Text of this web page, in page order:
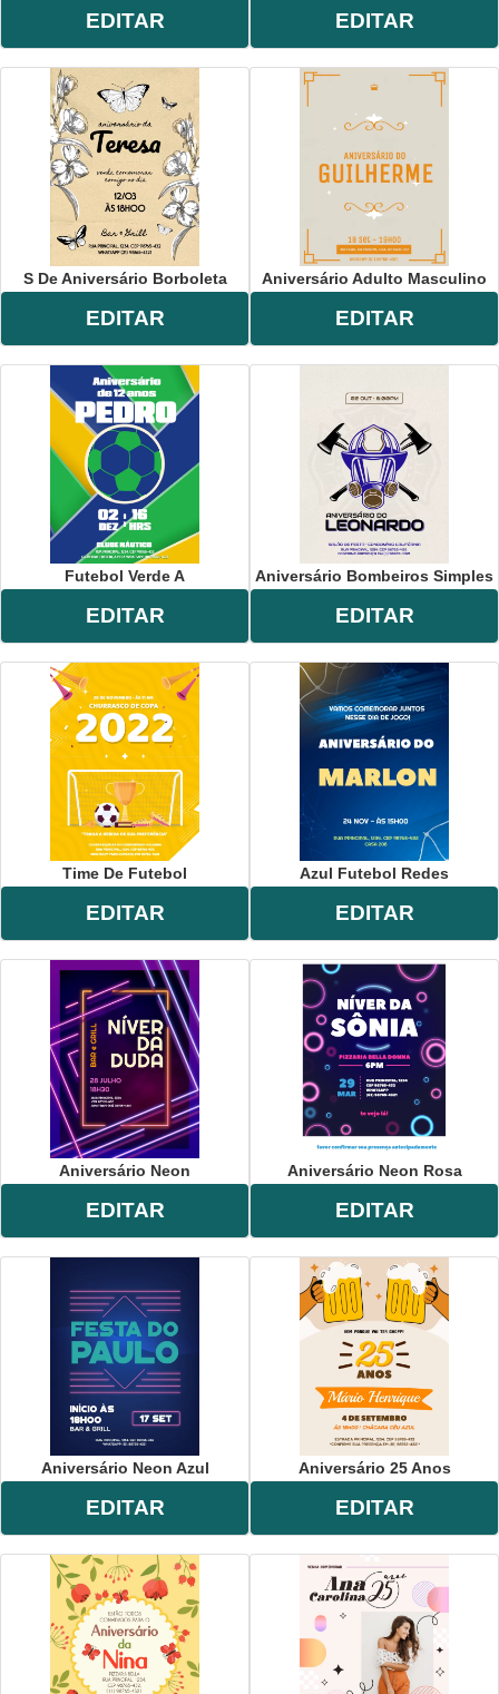
EDITAR EDITAR
S De Aniversário Borboleta
EDITAR
Aniversário Adulto Masculino
EDITAR
Futebol Verde A
EDITAR
Aniversário Bombeiros Simples
EDITAR
Time De Futebol
EDITAR
Azul Futebol Redes
EDITAR
Aniversário Neon
EDITAR
Aniversário Neon Rosa
EDITAR
Aniversário Neon Azul
EDITAR
Aniversário 25 Anos
EDITAR